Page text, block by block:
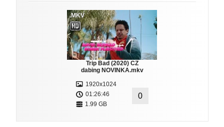
.MKV
Trip Bad (2020) CZ
dabing NOVINKA.mkv
1920x1024
01:26:46
1.99 GB
0